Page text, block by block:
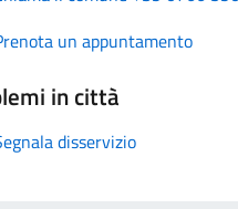
un appuntamento
in città
disservizio